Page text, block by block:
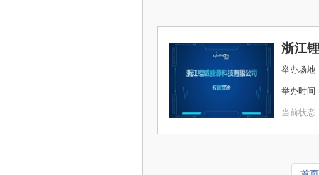
浙江
举办场地
举办时间
当前状态